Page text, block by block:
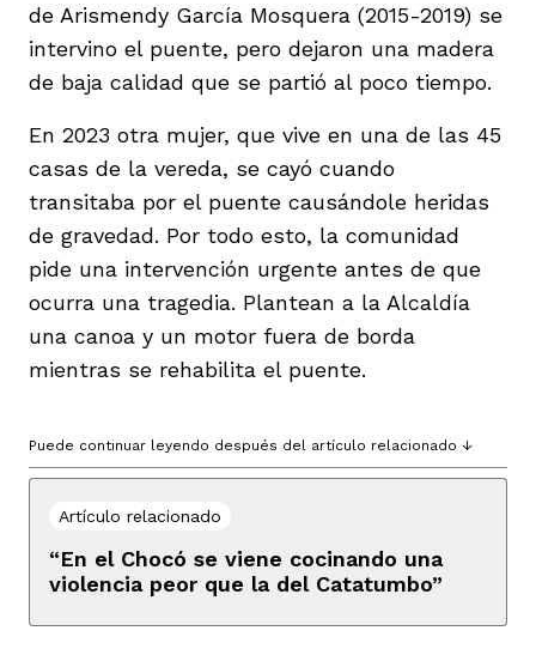
de Arismendy García Mosquera (2015-2019) se
intervino el puente, pero dejaron una madera
de baja calidad que se partió al poco tiempo.
En 2023 otra mujer, que vive en una de las 45
casas de la vereda, se cayó cuando
transitaba por el puente causándole heridas
de gravedad. Por todo esto, la comunidad
pide una intervención urgente antes de que
ocurra una tragedia. Plantean a la Alcaldía
una canoa y un motor fuera de borda
mientras se rehabilita el puente.
Puede continuar leyendo después del artículo relacionado ↓
Artículo relacionado
“En el Chocó se viene cocinando una
violencia peor que la del Catatumbo”